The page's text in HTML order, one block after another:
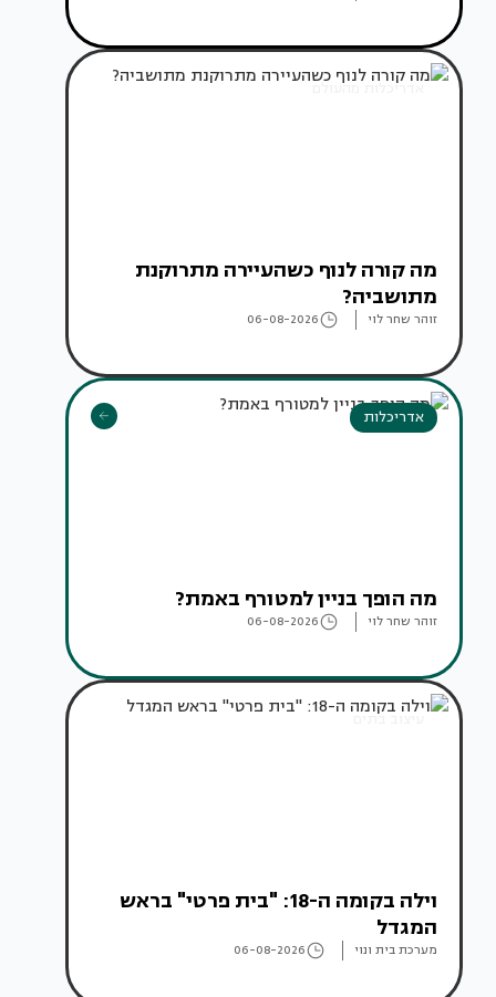
אדריכלות מהעולם
מה קורה לנוף כשהעיירה מתרוקנת
מתושביה?
זוהר שחר לוי 06-08-2026
אדריכלות
מה הופך בניין למטורף באמת?
זוהר שחר לוי 06-08-2026
עיצוב בתים
וילה בקומה ה-18: "בית פרטי" בראש
המגדל
מערכת בית ונוי 06-08-2026